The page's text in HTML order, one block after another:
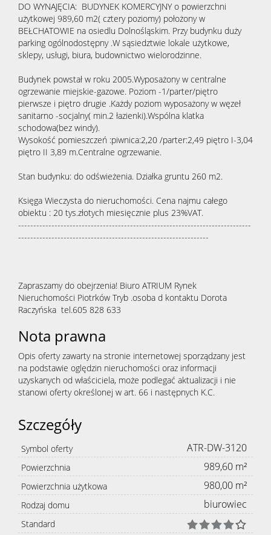
DO WYNAJĘCIA: BUDYNEK KOMERCYJNY o powierzchni
użytkowej 989,60 m2( cztery poziomy) położony w
BEŁCHATOWIE na osiedlu Dolnośląskim. Przy budynku duży
parking ogólnodostępny .W sąsiedztwie lokale użytkowe,
sklepy, usługi, biura, budownictwo wielorodzinne.
Budynek powstał w roku 2005.Wyposażony w centralne
ogrzewanie miejskie-gazowe. Poziom -1/parter/piętro
pierwsze i piętro drugie .Każdy poziom wyposażony w węzeł
sanitarno -socjalny( min.2 łazienki).Wspólna klatka
schodowa(bez windy).
Wysokość pomieszczeń :piwnica:2,20 /parter:2,49 piętro I-3,04
piętro II 3,89 m.Centralne ogrzewanie.
Stan budynku: do odświeżenia. Działka gruntu 260 m2.
Księga Wieczysta do nieruchomości. Cena najmu całego
obiektu : 20 tys.złotych miesięcznie plus 23%VAT.
-----------------------------------------------------------------------------
---------------------------------------------------------------
Zapraszamy do obejrzenia! Biuro ATRIUM Rynek
Nieruchomości Piotrków Tryb .osoba d kontaktu Dorota
Raczyńska tel.605 828 633
Nota prawna
Opis oferty zawarty na stronie internetowej sporządzany jest
na podstawie oględzin nieruchomości oraz informacji
uzyskanych od właściciela, może podlegać aktualizacji i nie
stanowi oferty określonej w art. 66 i następnych K.C.
Szczegóły
Symbol oferty ATR-DW-3120
Powierzchnia 989,60 m²
Powierzchnia użytkowa 980,00 m²
Rodzaj domu biurowiec
Standard